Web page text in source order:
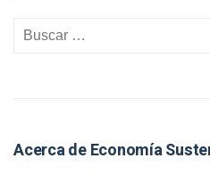
Acerca de Economía